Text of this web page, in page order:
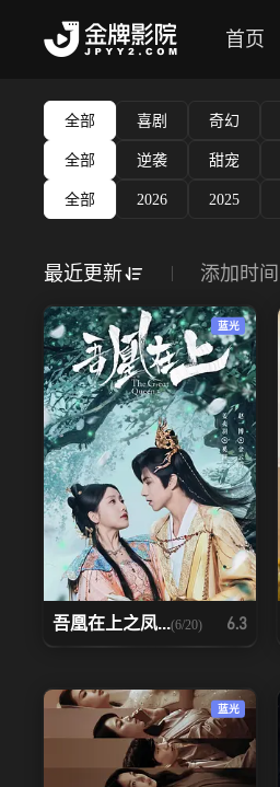
首页
全部 喜剧 奇幻
全部 逆袭 甜宠
全部 2026 2025
最近更新 添加时间
蓝光
吾凰在上之凤...(6/20) 6.3
蓝光